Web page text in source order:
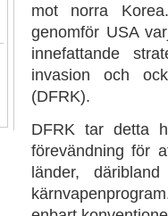
mot norra
genomför USA
innefattande
invasion och
(DFRK).
DFRK tar detta
förevändning för
länder,